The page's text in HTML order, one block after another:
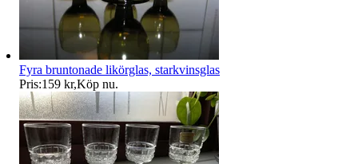
Fyra bruntonade likörglas, starkvinsglas
Pris:159 kr,Köp nu.